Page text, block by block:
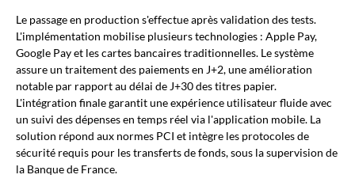
Le passage en production s'effectue après validation des tests.
L'implémentation mobilise plusieurs technologies : Apple Pay,
Google Pay et les cartes bancaires traditionnelles. Le système
assure un traitement des paiements en J+2, une amélioration
notable par rapport au délai de J+30 des titres papier.
L'intégration finale garantit une expérience utilisateur fluide avec
un suivi des dépenses en temps réel via l'application mobile. La
solution répond aux normes PCI et intègre les protocoles de
sécurité requis pour les transferts de fonds, sous la supervision de
la Banque de France.